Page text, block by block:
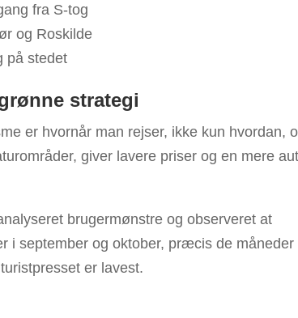
fra S-tog
og Roskilde
på stedet
strategi
er hvornår man rejser, ikke kun hvordan,
giver lavere priser og en mere
brugermønstre og observeret at
i september og oktober, præcis de måneder
er lavest.